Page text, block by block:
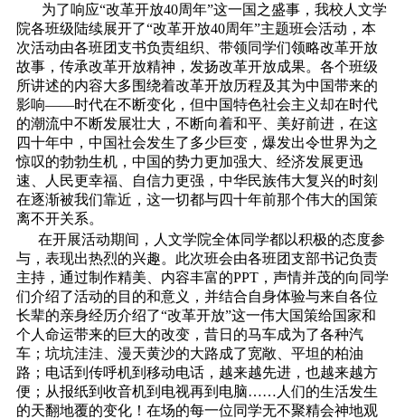
为了响应“改革开放40周年”这一国之盛事，我校人文学
院各班级陆续展开了“改革开放40周年”主题班会活动，本
次活动由各班团支书负责组织、带领同学们领略改革开放
故事，传承改革开放精神，发扬改革开放成果。各个班级
所讲述的内容大多围绕着改革开放历程及其为中国带来的
影响――时代在不断变化，但中国特色社会主义却在时代
的潮流中不断发展壮大，不断向着和平、美好前进，在这
四十年中，中国社会发生了多少巨变，爆发出令世界为之
惊叹的勃勃生机，中国的势力更加强大、经济发展更迅
速、人民更幸福、自信力更强，中华民族伟大复兴的时刻
在逐渐被我们靠近，这一切都与四十年前那个伟大的国策
离不开关系。
在开展活动期间，人文学院全体同学都以积极的态度参
与，表现出热烈的兴趣。此次班会由各班团支部书记负责
主持，通过制作精美、内容丰富的PPT，声情并茂的向同学
们介绍了活动的目的和意义，并结合自身体验与来自各位
长辈的亲身经历介绍了“改革开放”这一伟大国策给国家和
个人命运带来的巨大的改变，昔日的马车成为了各种汽
车；坑坑洼洼、漫天黄沙的大路成了宽敞、平坦的柏油
路；电话到传呼机到移动电话，越来越先进，也越来越方
便；从报纸到收音机到电视再到电脑……人们的生活发生
的天翻地覆的变化！在场的每一位同学无不聚精会神地观